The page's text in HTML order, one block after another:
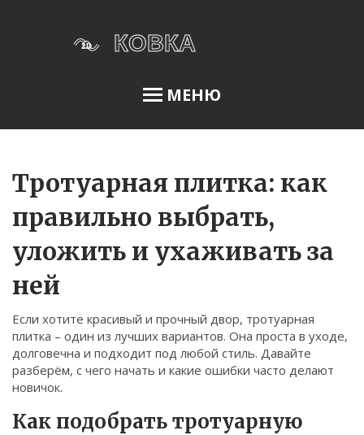
МЕНЮ
Меню
О нас
Условия использования
Политика конфиденциальности
ФЗ-152
Связаться
© 2026. Все права защищены.
Тротуарная плитка: как
правильно выбрать,
уложить и ухаживать за
ней
Если хотите красивый и прочный двор, тротуарная
плитка – один из лучших вариантов. Она проста в уходе,
долговечна и подходит под любой стиль. Давайте
разберём, с чего начать и какие ошибки часто делают
новичок.
Как подобрать тротуарную